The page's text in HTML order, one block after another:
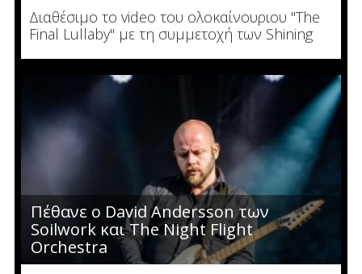
Διαθέσιμο το video του ολοκαίνουριου "The
Final Lullaby" με τη συμμετοχή των Shining
Πέθανε ο David Andersson των
Soilwork και The Night Flight
Orchestra